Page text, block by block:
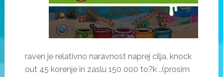
raven je relativno naravnost naprej cilja, knock
out 45 korenje in zaslu 150 000 to?k ..(prosim